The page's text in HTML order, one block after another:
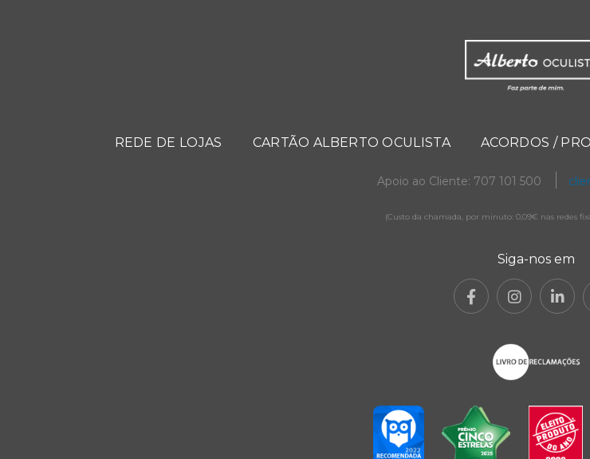
REDE DE LOJAS CARTÃO ALBERTO OCULISTA ACORDOS /
Apoio ao Cliente: 707 101 500
(Custo da chamada, por minuto: 0,09€ nas redes
Siga-nos em